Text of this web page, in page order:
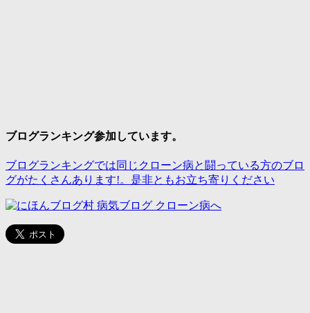
ブログランキング参加しています。
ブログランキングでは同じクローン病と闘っている方のブロ
グがたくさんあります!。是非ともお立ち寄りください